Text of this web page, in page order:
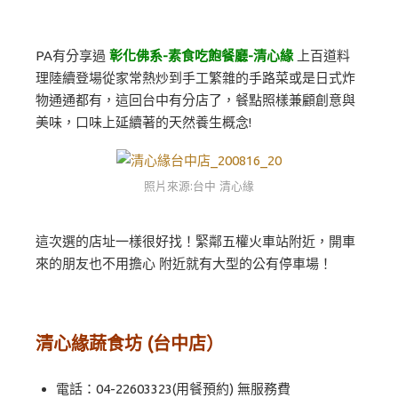
PA有分享過 彰化佛系-素食吃飽餐廳-清心緣上百道料
理陸續登場從家常熱炒到手工繁雜的手路菜或是日式炸
物通通都有，這回台中有分店了，餐點照樣兼顧創意與
美味，口味上延續著的天然養生概念!
照片來源:台中 清心緣
這次選的店址一樣很好找！緊鄰五權火車站附近，開車
來的朋友也不用擔心 附近就有大型的公有停車場！
清心緣蔬食坊 (台中店）
電話：04-22603323(用餐預約) 無服務費